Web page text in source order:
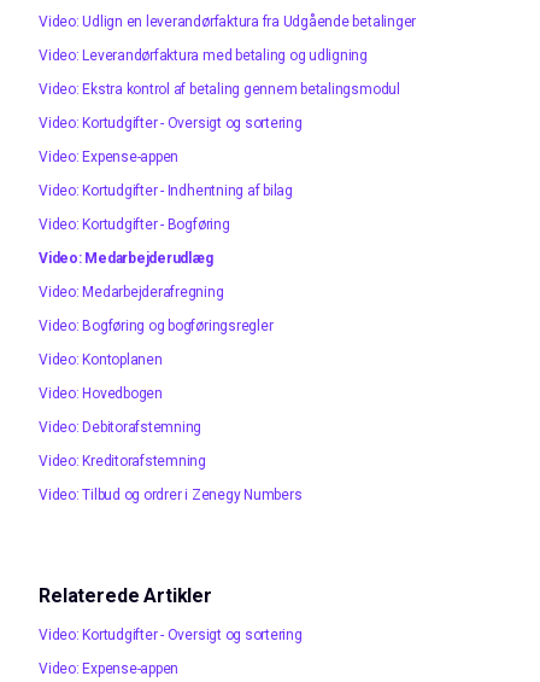
Video: Udlign en leverandørfaktura fra Udgående betalinger
Video: Leverandørfaktura med betaling og udligning
Video: Ekstra kontrol af betaling gennem betalingsmodul
Video: Kortudgifter - Oversigt og sortering
Video: Expense-appen
Video: Kortudgifter - Indhentning af bilag
Video: Kortudgifter - Bogføring
Video: Medarbejderudlæg
Video: Medarbejderafregning
Video: Bogføring og bogføringsregler
Video: Kontoplanen
Video: Hovedbogen
Video: Debitorafstemning
Video: Kreditorafstemning
Video: Tilbud og ordrer i Zenegy Numbers
Relaterede Artikler
Video: Kortudgifter - Oversigt og sortering
Video: Expense-appen